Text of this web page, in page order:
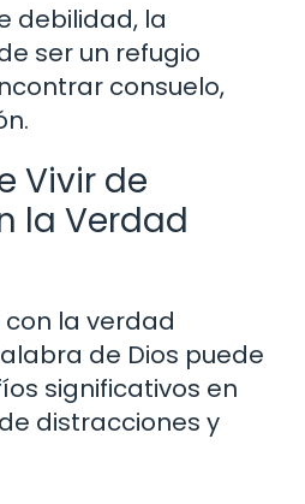
debilidad, la
ser un refugio
consuelo,
Vivir de
la Verdad
la verdad
de Dios puede
significativos en
distracciones y